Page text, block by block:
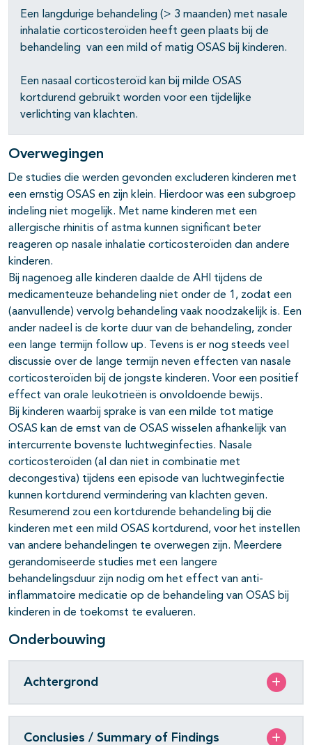
Een langdurige behandeling (> 3 maanden) met nasale
inhalatie corticosteroïden heeft geen plaats bij de
behandeling van een mild of matig OSAS bij kinderen.
Een nasaal corticosteroïd kan bij milde OSAS
kortdurend gebruikt worden voor een tijdelijke
verlichting van klachten.
Overwegingen
De studies die werden gevonden excluderen kinderen met
een ernstig OSAS en zijn klein. Hierdoor was een subgroep
indeling niet mogelijk. Met name kinderen met een
allergische rhinitis of astma kunnen significant beter
reageren op nasale inhalatie corticosteroïden dan andere
kinderen.
Bij nagenoeg alle kinderen daalde de AHI tijdens de
medicamenteuze behandeling niet onder de 1, zodat een
(aanvullende) vervolg behandeling vaak noodzakelijk is. Een
ander nadeel is de korte duur van de behandeling, zonder
een lange termijn follow up. Tevens is er nog steeds veel
discussie over de lange termijn neven effecten van nasale
corticosteroïden bij de jongste kinderen. Voor een positief
effect van orale leukotrieën is onvoldoende bewijs.
Bij kinderen waarbij sprake is van een milde tot matige
OSAS kan de ernst van de OSAS wisselen afhankelijk van
intercurrente bovenste luchtweginfecties. Nasale
corticosteroïden (al dan niet in combinatie met
decongestiva) tijdens een episode van luchtweginfectie
kunnen kortdurend vermindering van klachten geven.
Resumerend zou een kortdurende behandeling bij die
kinderen met een mild OSAS kortdurend, voor het instellen
van andere behandelingen te overwegen zijn. Meerdere
gerandomiseerde studies met een langere
behandelingsduur zijn nodig om het effect van anti-
inflammatoire medicatie op de behandeling van OSAS bij
kinderen in de toekomst te evalueren.
Onderbouwing
Achtergrond
Conclusies / Summary of Findings